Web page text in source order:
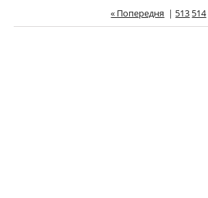
« Попередня | 513 514